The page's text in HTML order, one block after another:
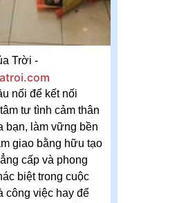
Trời -
nối để kết nối
tư tình cảm thân
bạn, làm vững bền
giao bằng hữu tạo
cấp và phong
biệt trong cuộc
công việc hay để